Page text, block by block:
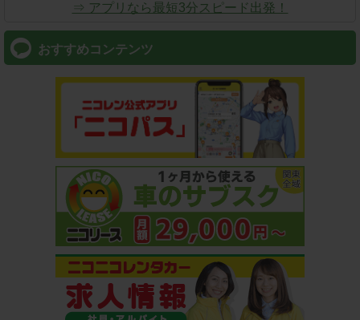
⇒ アプリなら最短3分スピード出発！
おすすめコンテンツ